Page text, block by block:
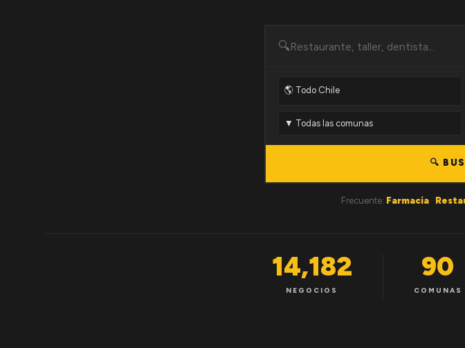
🔍
🔍
Frecuente: Farmacia ·
14,182
NEGOCIOS
90
COMUNAS